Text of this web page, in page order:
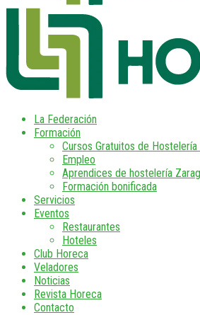
La Federación
Formación
Cursos Gratuitos de
Empleo
Aprendices de hostelería
Formación bonificada
Servicios
Eventos
Restaurantes
Hoteles
Club Horeca
Veladores
Noticias
Revista Horeca
Contacto